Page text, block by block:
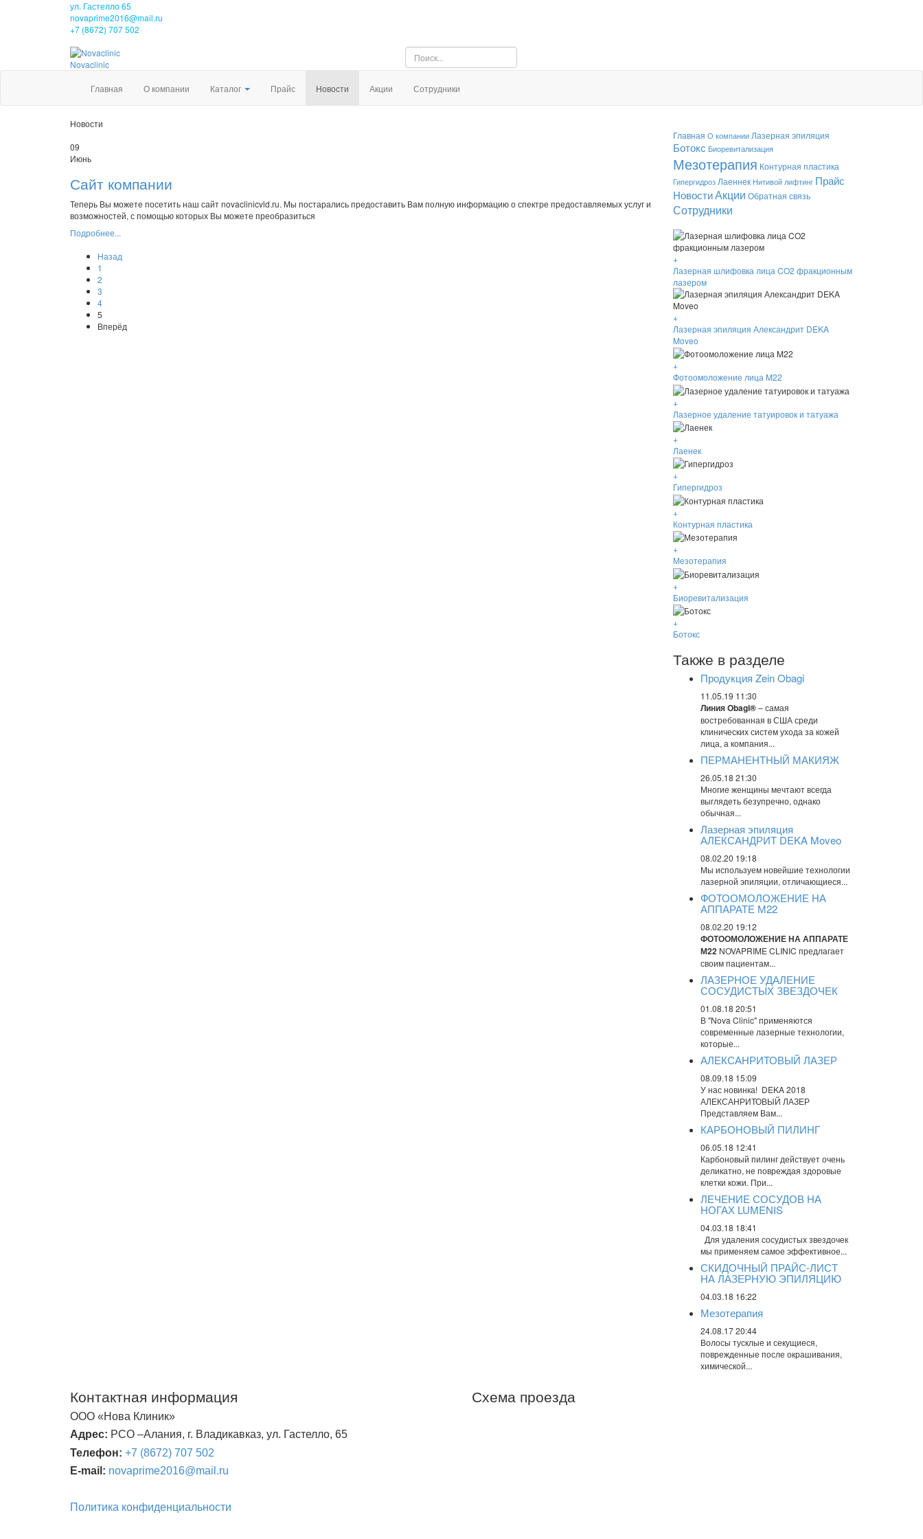
ул. Гастелло 65
novaprime2016@mail.ru
+7 (8672) 707 502
Novaclinic
Искать...
Главная О компании Каталог Прайс Новости Акции Сотрудники
Новости
09
Июнь
Сайт компании
Теперь Вы можете посетить наш сайт novaclinicvld.ru. Мы постарались предоставить Вам полную информацию о спектре предоставляемых услуг и
возможностей, с помощью которых Вы можете преобразиться
Подробнее...
Назад
1
2
3
4
5
Вперёд
Главная О компании Лазерная эпиляция
Ботокс Биоревитализация
Мезотерапия Контурная пластика
Гипергидроз Лаеннек Нитивой лифтинг Прайс
НовостиАкции Обратная связь
Сотрудники
+
Лазерная шлифовка лица CO2 фракционным
лазером
+
Лазерная эпиляция Александрит DEKA
Moveo
+
Фотоомоложение лица M22
+
Лазерное удаление татуировок и татуажа
+
Лаенек
+
Гипергидроз
+
Контурная пластика
+
Мезотерапия
+
Биоревитализация
+
Ботокс
Также в разделе
Продукция Zein Obagi
11.05.19 11:30
Линия Obagi®– самая
востребованная в США среди
клинических систем ухода за кожей
лица, а компания...
ПЕРМАНЕНТНЫЙ МАКИЯЖ
26.05.18 21:30
Многие женщины мечтают всегда
выглядеть безупречно, однако
обычная...
Лазерная эпиляция
АЛЕКСАНДРИТ DEKA Moveo
08.02.20 19:18
Мы используем новейшие технологии
лазерной эпиляции, отличающиеся...
ФОТООМОЛОЖЕНИЕ НА
АППАРАТЕ М22
08.02.20 19:12
ФОТООМОЛОЖЕНИЕ НА АППАРАТЕ
М22 NOVAPRIME CLINIC предлагает
своим пациентам...
ЛАЗЕРНОЕ УДАЛЕНИЕ
СОСУДИСТЫХ ЗВЕЗДОЧЕК
01.08.18 20:51
В "Nova Clinic" применяются
современные лазерные технологии,
которые...
АЛЕКСАНРИТОВЫЙ ЛАЗЕР
08.09.18 15:09
У нас новинка! DEKA 2018
АЛЕКСАНРИТОВЫЙ ЛАЗЕР
Представляем Вам...
КАРБОНОВЫЙ ПИЛИНГ
06.05.18 12:41
Карбоновый пилинг действует очень
деликатно, не повреждая здоровые
клетки кожи. При...
ЛЕЧЕНИЕ СОСУДОВ НА
НОГАХ LUMENIS
04.03.18 18:41
Для удаления сосудистых звездочек
мы применяем самое эффективное...
СКИДОЧНЫЙ ПРАЙС-ЛИСТ
НА ЛАЗЕРНУЮ ЭПИЛЯЦИЮ
04.03.18 16:22
Мезотерапия
24.08.17 20:44
Волосы тусклые и секущиеся,
поврежденные после окрашивания,
химической...
Контактная информация
ООО «Нова Клиник»
Адрес: РСО –Алания, г. Владикавказ, ул. Гастелло, 65
Телефон: +7 (8672) 707 502
E-mail : novaprime2016@mail .ru
Политика конфиденциальности
Схема проезда